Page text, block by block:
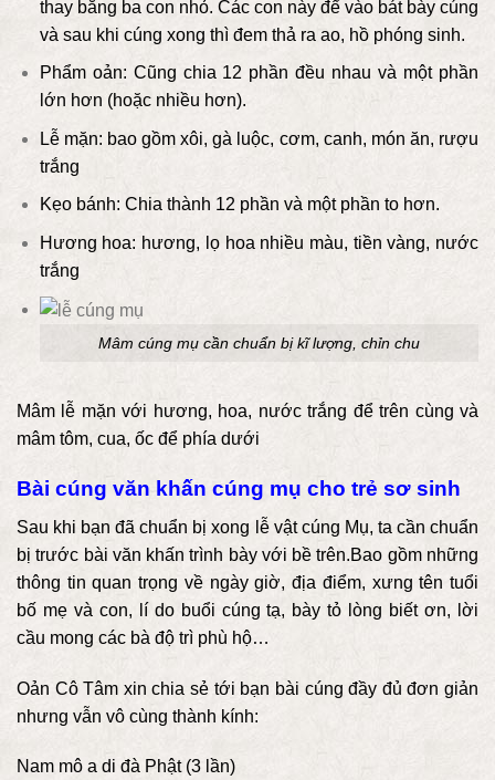
thay bằng ba con nhỏ. Các con này để vào bát bày cúng
và sau khi cúng xong thì đem thả ra ao, hồ phóng sinh.
Phẩm oản: Cũng chia 12 phần đều nhau và một phần
lớn hơn (hoặc nhiều hơn).
Lễ mặn: bao gồm xôi, gà luộc, cơm, canh, món ăn, rượu
trắng
Kẹo bánh: Chia thành 12 phần và một phần to hơn.
Hương hoa: hương, lọ hoa nhiều màu, tiền vàng, nước
trắng
Mâm cúng mụ cần chuẩn bị kĩ lượng, chỉn chu
Mâm lễ mặn với hương, hoa, nước trắng để trên cùng và
mâm tôm, cua, ốc để phía dưới
Bài cúng văn khấn cúng mụ cho trẻ sơ sinh
Sau khi bạn đã chuẩn bị xong lễ vật cúng Mụ, ta cần chuẩn
bị trước bài văn khấn trình bày với bề trên.Bao gồm những
thông tin quan trọng về ngày giờ, địa điểm, xưng tên tuổi
bố mẹ và con, lí do buổi cúng tạ, bày tỏ lòng biết ơn, lời
cầu mong các bà độ trì phù hộ…
Oản Cô Tâm xin chia sẻ tới bạn bài cúng đầy đủ đơn giản
nhưng vẫn vô cùng thành kính:
Nam mô a di đà Phật (3 lần)